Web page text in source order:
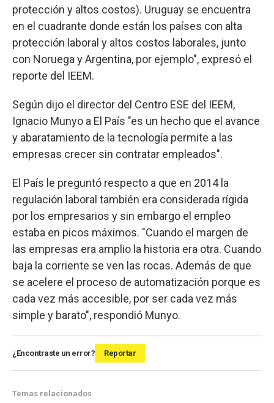
protección y altos costos). Uruguay se encuentra
en el cuadrante donde están los países con alta
protección laboral y altos costos laborales, junto
con Noruega y Argentina, por ejemplo", expresó el
reporte del IEEM.
Según dijo el director del Centro ESE del IEEM,
Ignacio Munyo a El País "es un hecho que el avance
y abaratamiento de la tecnología permite a las
empresas crecer sin contratar empleados".
El País le preguntó respecto a que en 2014 la
regulación laboral también era considerada rígida
por los empresarios y sin embargo el empleo
estaba en picos máximos. "Cuando el margen de
las empresas era amplio la historia era otra. Cuando
baja la corriente se ven las rocas. Además de que
se acelere el proceso de automatización porque es
cada vez más accesible, por ser cada vez más
simple y barato", respondió Munyo.
¿Encontraste un error? Reportar
Temas relacionados